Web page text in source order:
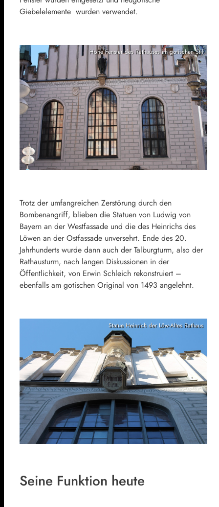
Giebelelemente wurden verwendet.
Hohe Fenster des Rathauses im gotischen Stil
Trotz der umfangreichen Zerstörung durch den
Bombenangriff, blieben die Statuen von Ludwig von
Bayern an der Westfassade und die des Heinrichs des
Löwen an der Ostfassade unversehrt. Ende des 20.
Jahrhunderts wurde dann auch der Talburgturm, also der
Rathausturm, nach langen Diskussionen in der
Öffentlichkeit, von Erwin Schleich rekonstruiert –
ebenfalls am gotischen Original von 1493 angelehnt.
Statue Heinrich der Löw-Altes Rathaus
Seine Funktion heute